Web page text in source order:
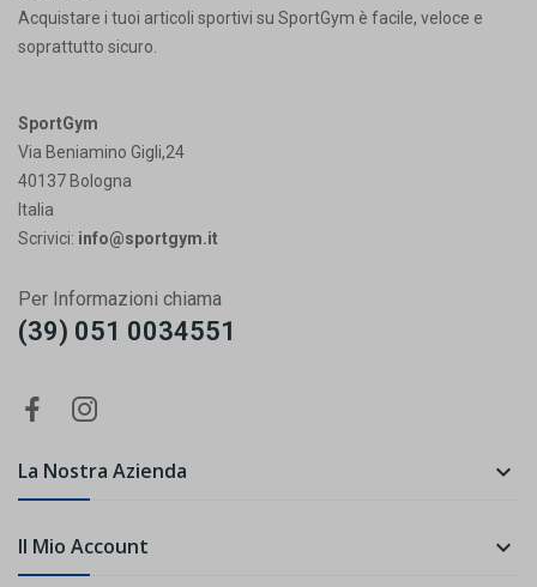
Acquistare i tuoi articoli sportivi su SportGym è facile, veloce e
soprattutto sicuro.
SportGym
Via Beniamino Gigli,24
40137 Bologna
Italia
Scrivici: info@sportgym.it
Per Informazioni chiama
(39) 051 0034551
La Nostra Azienda 
Il Mio Account 